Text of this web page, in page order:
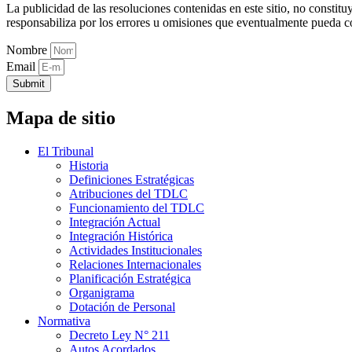
La publicidad de las resoluciones contenidas en este sitio, no
responsabiliza por los errores u omisiones que eventualmente pueda
Nombre
Email
Submit
Mapa de sitio
El Tribunal
Historia
Definiciones Estratégicas
Atribuciones del TDLC
Funcionamiento del TDLC
Integración Actual
Integración Histórica
Actividades Institucionales
Relaciones Internacionales
Planificación Estratégica
Organigrama
Dotación de Personal
Normativa
Decreto Ley N° 211